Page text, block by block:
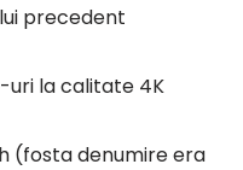
precedent
uri la calitate 4K
(fosta denumire era